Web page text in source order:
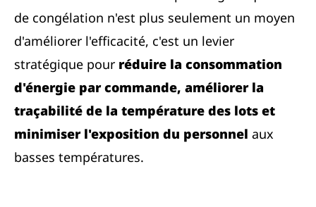
de congélation n'est plus seulement un moyen
d'améliorer l'efficacité, c'est un levier
stratégique pour réduire la consommation
d'énergie par commande, améliorer la
traçabilité de la température des lots et
minimiser l'exposition du personnel aux
basses températures.